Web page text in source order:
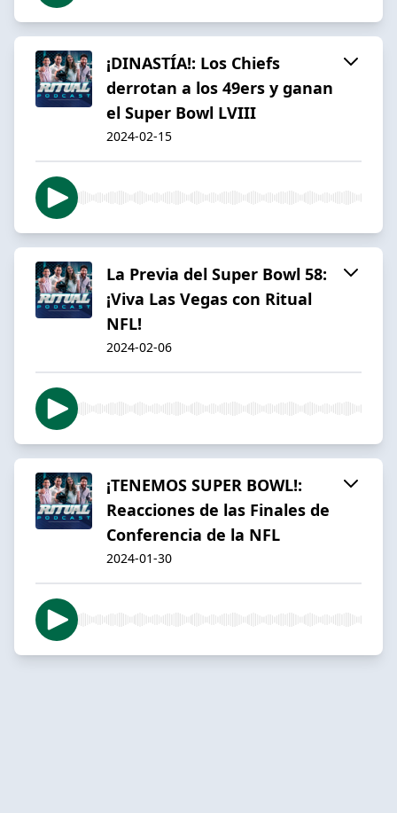
¡DINASTÍA!: Los Chiefs
derrotan a los 49ers y ganan
el Super Bowl LVIII
2024-02-15
La Previa del Super Bowl 58:
¡Viva Las Vegas con Ritual
NFL!
2024-02-06
¡TENEMOS SUPER BOWL!:
Reacciones de las Finales de
Conferencia de la NFL
2024-01-30